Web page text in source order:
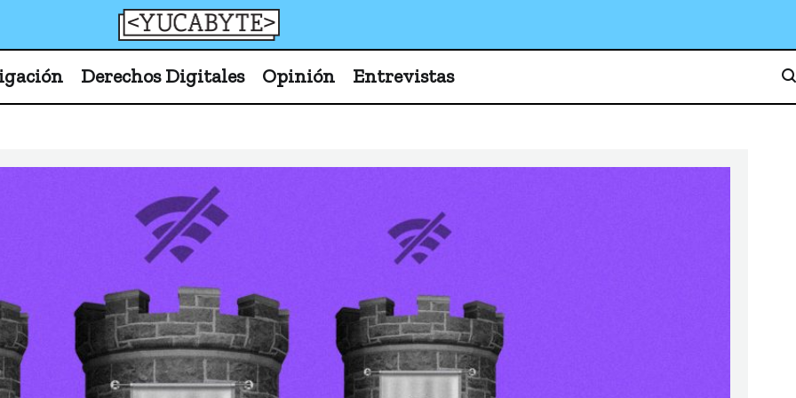
YucaByte
Derechos Digitales Opinión Entrevistas